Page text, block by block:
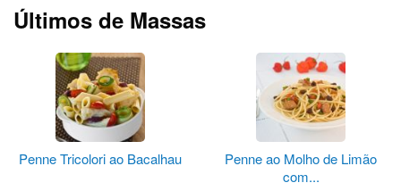
Últimos de Massas
Penne Tricolori ao Bacalhau
Penne ao Molho de Limão
com...